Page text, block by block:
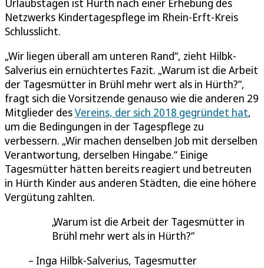
Urlaubstagen ist Hürth nach einer Erhebung des
Netzwerks Kindertagespflege im Rhein-Erft-Kreis
Schlusslicht.
„Wir liegen überall am unteren Rand“, zieht Hilbk-
Salverius ein ernüchtertes Fazit. „Warum ist die Arbeit
der Tagesmütter in Brühl mehr wert als in Hürth?“,
fragt sich die Vorsitzende genauso wie die anderen 29
Mitglieder desVereins, der sich 2018 gegründet hat,
um die Bedingungen in der Tagespflege zu
verbessern. „Wir machen denselben Job mit derselben
Verantwortung, derselben Hingabe.“ Einige
Tagesmütter hätten bereits reagiert und betreuten
in Hürth Kinder aus anderen Städten, die eine höhere
Vergütung zahlten.
Warum ist die Arbeit der Tagesmütter in
Brühl mehr wert als in Hürth?
Inga Hilbk-Salverius, Tagesmutter